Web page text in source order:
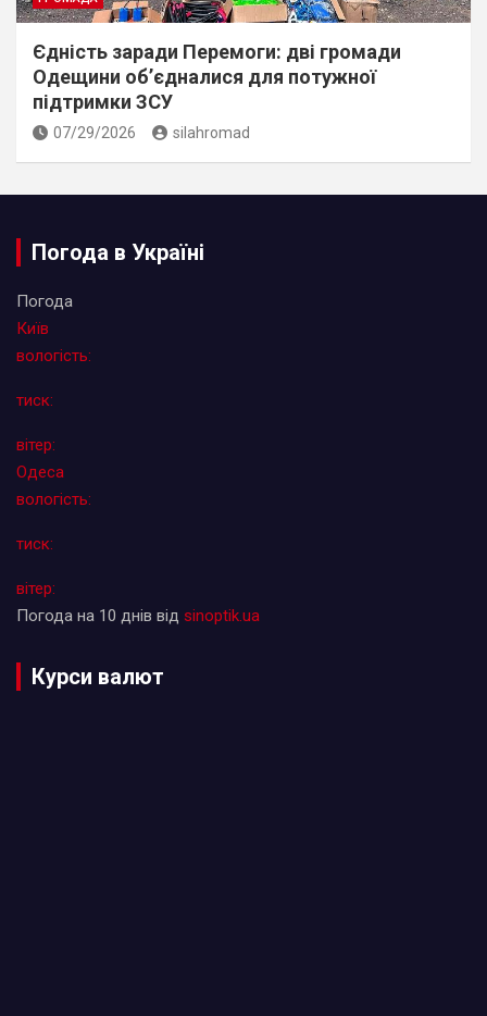
Єдність заради Перемоги: дві громади
Одещини об’єдналися для потужної
підтримки ЗСУ
07/29/2026 silahromad
Погода в Україні
Погода
Київ
вологість:
тиск:
вітер:
Одеса
вологість:
тиск:
вітер:
Погода на 10 днів від sinoptik.ua
Курси валют